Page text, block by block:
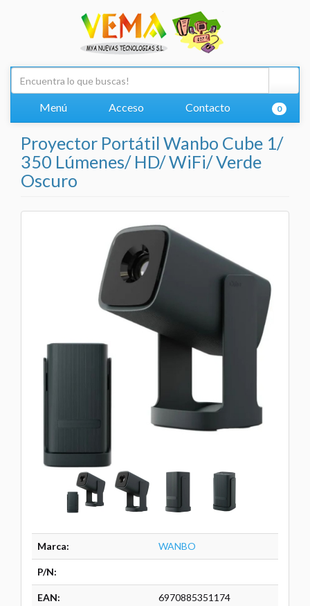
Menú Acceso Contacto 0
Proyector Portátil Wanbo Cube 1/
350 Lúmenes/ HD/ WiFi/ Verde
Oscuro
Marca: WANBO
P/N:
EAN: 6970885351174